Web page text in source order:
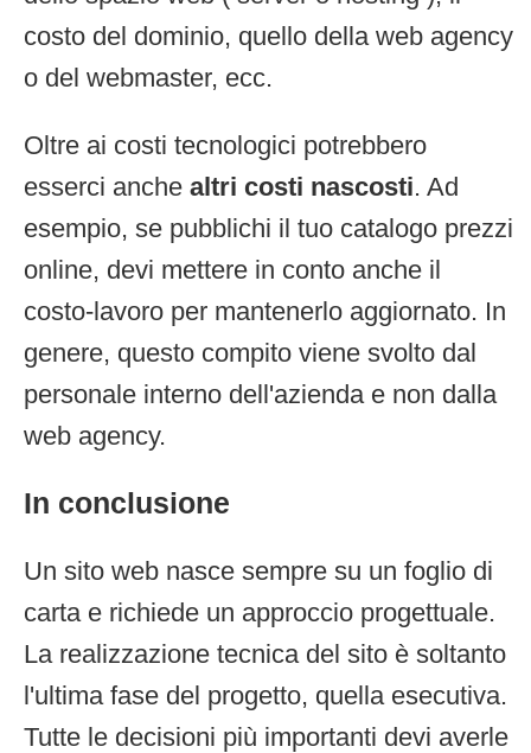
costo del dominio, quello della web agency
o del webmaster, ecc.
Oltre ai costi tecnologici potrebbero
esserci anche altri costi nascosti. Ad
esempio, se pubblichi il tuo catalogo prezzi
online, devi mettere in conto anche il
costo-lavoro per mantenerlo aggiornato. In
genere, questo compito viene svolto dal
personale interno dell'azienda e non dalla
web agency.
In conclusione
Un sito web nasce sempre su un foglio di
carta e richiede un approccio progettuale.
La realizzazione tecnica del sito è soltanto
l'ultima fase del progetto, quella esecutiva.
Tutte le decisioni più importanti devi averle